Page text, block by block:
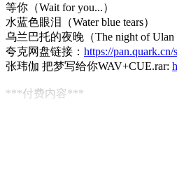
等你（Wait for you...）
水蓝色眼泪（Water blue tears）
乌兰巴托的夜晚（The night of Ulan
夸克网盘链接： https://
张玮伽 把梦写给你WAV+CUE.rar:
***付费内容***